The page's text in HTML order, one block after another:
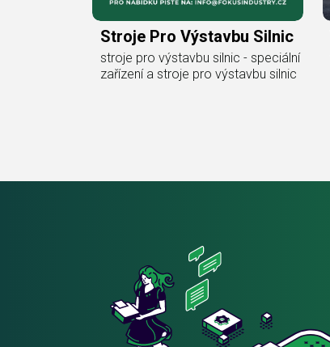
Stroje Pro Výstavbu Silnic
stroje pro výstavbu silnic - speciální
zařízení a stroje pro výstavbu silnic